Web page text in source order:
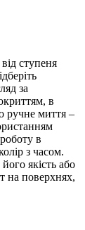
ступеня
за
в
ручне миття –
в
з часом.
якість або
на поверхнях,